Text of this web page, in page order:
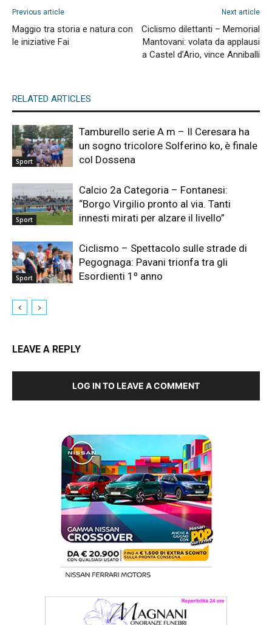
Previous article
Maggio tra storia e natura con
le iniziative Fai
Next article
Ciclismo dilettanti – Memorial
Mantovani: volata da applausi
a Castel d’Ario, vince Anniballi
RELATED ARTICLES
Sport
Tamburello serie A m – Il Ceresara ha
un sogno tricolore Solferino ko, è finale
col Dossena
Sport
Calcio 2a Categoria – Fontanesi:
“Borgo Virgilio pronto al via. Tanti
innesti mirati per alzare il livello”
Sport
Ciclismo – Spettacolo sulle strade di
Pegognaga: Pavani trionfa tra gli
Esordienti 1º anno
LEAVE A REPLY
LOG IN TO LEAVE A COMMENT